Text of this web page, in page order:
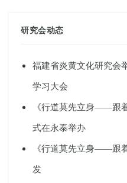
研究会动态
福建省炎黄文化研究会
学习大会
《行道莫先立身——跟
式在永泰举办
《行道莫先立身——跟
发